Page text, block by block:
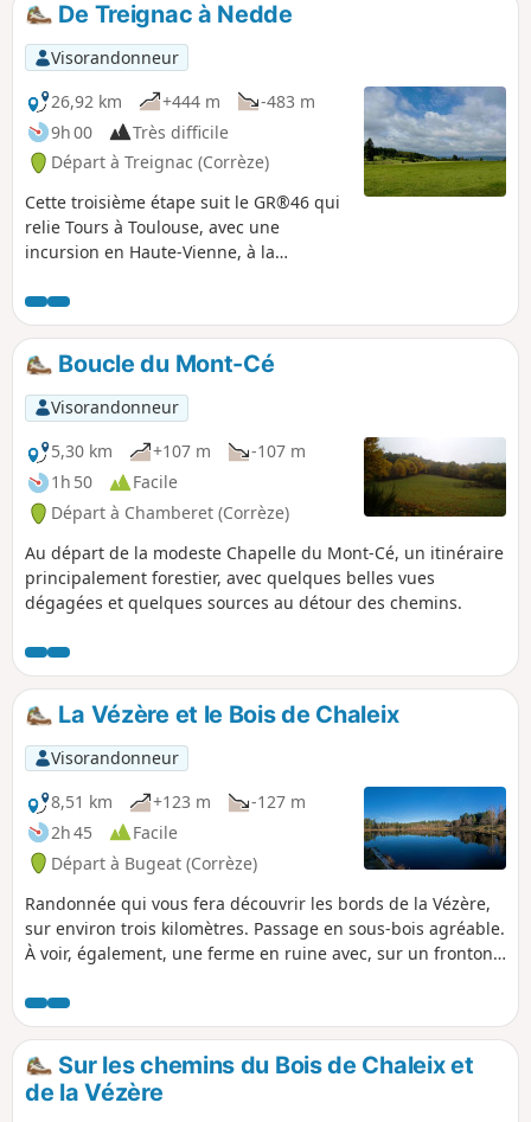
De Treignac à Nedde
Visorandonneur
26,92 km
+444 m
-483 m
9h 00
Très difficile
Départ à Treignac (Corrèze)
Cette troisième étape suit le GR®46 qui
relie Tours à Toulouse, avec une
incursion en Haute-Vienne, à la
dynamique situé au cœur de la vallée
de la Vienne.
Boucle du Mont-Cé
Visorandonneur
5,30 km
+107 m
-107 m
1h 50
Facile
Départ à Chamberet (Corrèze)
Au départ de la modeste Chapelle du Mont-Cé, un itinéraire
principalement forestier, avec quelques belles vues
dégagées et quelques sources au détour des chemins.
La Vézère et le Bois de Chaleix
Visorandonneur
8,51 km
+123 m
-127 m
2h 45
Facile
Départ à Bugeat (Corrèze)
Randonnée qui vous fera découvrir les bords de la Vézère,
sur environ trois kilomètres. Passage en sous-bois agréable.
À voir, également, une ferme en ruine avec, sur un fronton,
sec, quelques passages de ruisseaux qui peuvent s'avérer
boueux par temps de pluie, et impraticable si la Vézère est
en crue.Sur les chemins du Bois de Chaleix et
de la Vézère